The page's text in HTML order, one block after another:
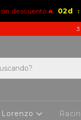
descuento🔥 02d :
3
Lorenzo